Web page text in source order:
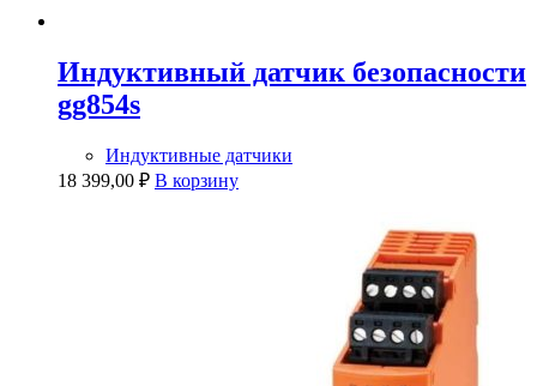
Индуктивный датчик безопасности
gg854s
Индуктивные датчики
18 399,00 ₽ В корзину